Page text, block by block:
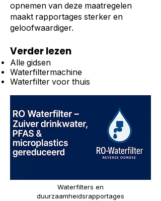
opnemen van deze maatregelen
maakt rapportages sterker en
geloofwaardiger.
Verder lezen
Alle gidsen
Waterfiltermachine
Waterfilter voor thuis
Waterfilters en
duurzaamheidsrapportages